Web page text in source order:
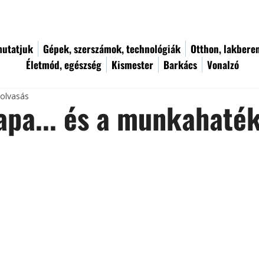
Gépek, szerszámok, technológiák Otthon,
Életmód, egészség
Kismester Barkács Vonalzó
és a